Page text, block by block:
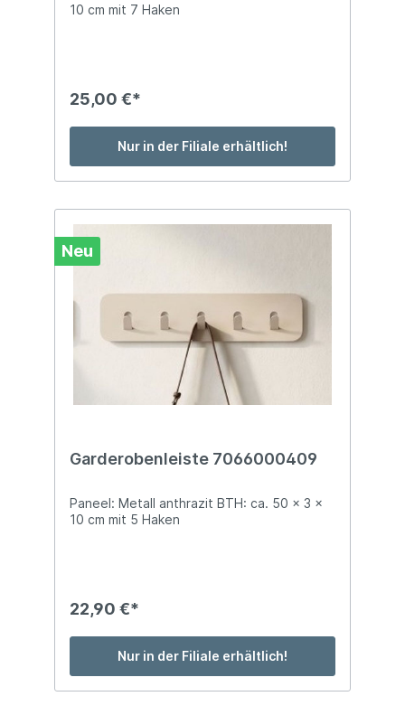
10 cm mit 7 Haken
25,00 €*
Nur in der Filiale erhältlich!
Neu
Garderobenleiste 7066000409
Paneel: Metall anthrazit BTH: ca. 50 x 3 x
10 cm mit 5 Haken
22,90 €*
Nur in der Filiale erhältlich!